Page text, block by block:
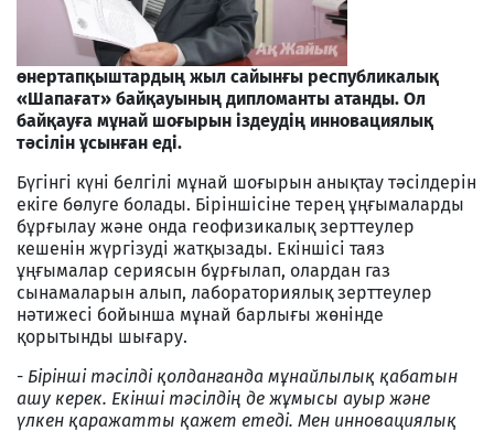
өнертапқыштардың жыл сайынғы республикалық
«Шапағат» байқауының дипломанты атанды. Ол
байқауға мұнай шоғырын іздеудің инновациялық
тәсілін ұсынған еді.
Бүгінгі күні белгілі мұнай шоғырын анықтау тәсілдерін
екіге бөлуге болады. Біріншісіне терең ұңғымаларды
бұрғылау және онда геофизикалық зерттеулер
кешенін жүргізуді жатқызады. Екіншісі таяз
ұңғымалар сериясын бұрғылап, олардан газ
сынамаларын алып, лабораториялық зерттеулер
нәтижесі бойынша мұнай барлығы жөнінде
қорытынды шығару.
- Бірінші тәсілді қолданғанда мұнайлылық қабатын
ашу керек. Екінші тәсілдің де жұмысы ауыр және
үлкен қаражатты қажет етеді. Мен инновациялық